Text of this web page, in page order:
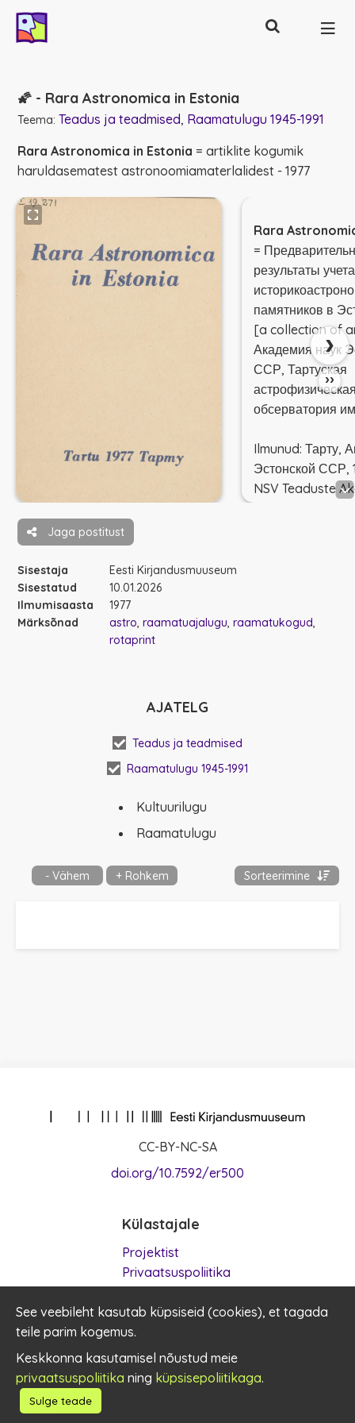
Otsing
🌠 - Rara Astronomica in Estonia
Teema: Teadus ja teadmised Raamatulugu 1945-1991
Rara Astronomica in Estonia = artiklite kogumik
haruldasematest astronoomiamaterlalidest - 1977
Rara
=
результаты
памятников в
[a collection of
Академия наук
ССР, Тартуская
обсерватория
Ilmunud: Тарту,
Эстонской ССР,
NSV Teaduste
Templil
Tartu
››
›
Jaga postitust
Sisestaja
Eesti Kirjandusmuuseum
Sisestatud
10.01.2026
Ilmumisaasta
1977
Märksõnad
astro raamatuajalugu raamatukogud
rotaprint
AJATELG
Teadus ja teadmised
Raamatulugu 1945-1991
Kultuurilugu
Raamatulugu
- Vähem + Rohkem Sorteerimine
Külastajale
Projektist
Privaatsuspoliitika
Küpsised
CC-BY-NC-SA
doi.org/10.7592/er500
Kontakt
er500@kirmus.ee
See veebileht kasutab küpsiseid (cookies), et tagada
teile parim kogemus.
Keskkonna kasutamisel nõustud meie
privaatsuspoliitika ning küpsisepoliitikaga.
Sulge teade